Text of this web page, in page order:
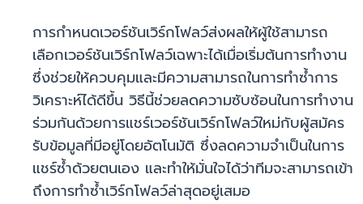
การกำหนดเวอร์ชันเวิร์กโฟลว์ส่งผลให้ผู้ใช้สามารถ
เลือกเวอร์ชันเวิร์กโฟลว์เฉพาะได้เมื่อเริ่มต้นการทำงาน
ซึ่งช่วยให้ควบคุมและมีความสามารถในการทำซ้ำการ
วิเคราะห์ได้ดีขึ้น วิธีนี้ช่วยลดความซับซ้อนในการทำงาน
ร่วมกันด้วยการแชร์เวอร์ชันเวิร์กโฟลว์ใหม่กับผู้สมัคร
รับข้อมูลที่มีอยู่โดยอัตโนมัติ ซึ่งลดความจำเป็นในการ
แชร์ซ้ำด้วยตนเอง และทำให้มั่นใจได้ว่าทีมจะสามารถเข้า
ถึงการทำซ้ำเวิร์กโฟลว์ล่าสุดอยู่เสมอ